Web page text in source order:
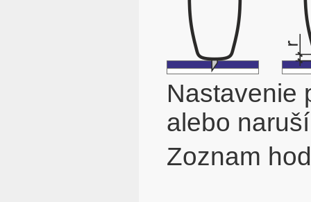
Nastavenie
alebo
Zoznam